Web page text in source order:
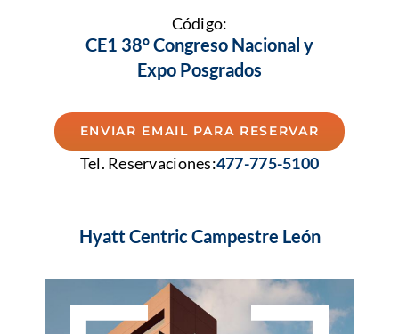
Código:
CE1 38° Congreso Nacional y
Expo Posgrados
ENVIAR EMAIL PARA RESERVAR
Tel. Reservaciones:477-775-5100
Hyatt Centric Campestre León